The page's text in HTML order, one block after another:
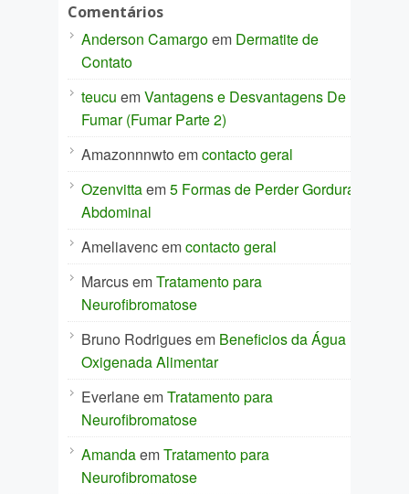
Comentários
Anderson Camargoem Dermatite de
Contato
teucu emVantagens e Desvantagens De
Fumar (Fumar Parte 2)
Amazonnnwto emcontacto geral
Ozenvittaem5 Formas de Perder Gordura
Abdominal
Ameliavencemcontacto geral
MarcusemTratamento para
Neurofibromatose
Bruno Rodriguesem Beneficios da Água
Oxigenada Alimentar
EverlaneemTratamento para
Neurofibromatose
AmandaemTratamento para
Neurofibromatose